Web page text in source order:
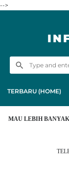
-->
TERBARU (HOME)
MAU LEBIH